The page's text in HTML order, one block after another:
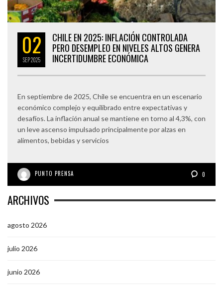
02
SEP2025
CHILE EN 2025: INFLACIÓN CONTROLADA
PERO DESEMPLEO EN NIVELES ALTOS GENERA
INCERTIDUMBRE ECONÓMICA
En septiembre de 2025, Chile se encuentra en un escenario
económico complejo y equilibrado entre expectativas y
desafíos. La inflación anual se mantiene en torno al 4,3%, con
un leve ascenso impulsado principalmente por alzas en
alimentos, bebidas y servicios
PUNTO PRENSA 0
ARCHIVOS
agosto 2026
julio 2026
junio 2026